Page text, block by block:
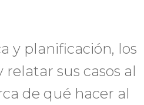
y planificación, los
sus casos al
de qué hacer al